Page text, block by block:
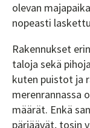
olevan
nopeasti
Rakennukset
taloja sekä
kuten puistot ja
merenrannassa
määrät. Enkä
pärjäävät, tosin